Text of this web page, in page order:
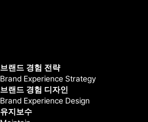
브랜드 경험 전략
Brand Experience Strategy
브랜드 경험 디자인
Brand Experience Design
유지보수